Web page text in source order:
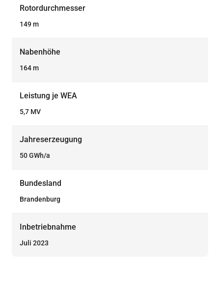
Rotordurchmesser
149 m
Nabenhöhe
164 m
Leistung je WEA
5,7 MV
Jahreserzeugung
50 GWh/a
Bundesland
Brandenburg
Inbetriebnahme
Juli 2023